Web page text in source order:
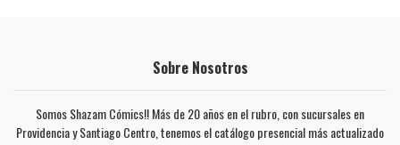
Sobre Nosotros
Somos Shazam Cómics!! Más de 20 años en el rubro, con sucursales en
Providencia y Santiago Centro, tenemos el catálogo presencial más actualizado